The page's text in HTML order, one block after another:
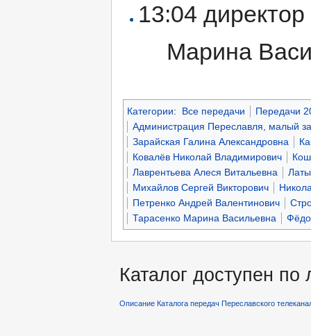
13:04
Марина
Категории: Все передачи
Передачи
Администрация Переславля, малый
Зарайская Галина Александровна
Ковалёв Николай Владимирович
Лаврентьева Алеся Витальевна
Михайлов Сергей Викторович
Петренко Андрей Валентинович
Тарасенко Марина Васильевна
Каталог доступен
Описание Каталога передач Переславского